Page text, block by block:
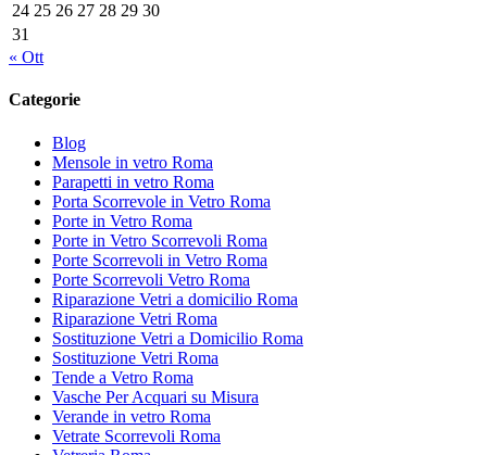
24 25 26 27 28 29 30
31
« Ott
Categorie
Blog
Mensole in vetro Roma
Parapetti in vetro Roma
Porta Scorrevole in Vetro Roma
Porte in Vetro Roma
Porte in Vetro Scorrevoli Roma
Porte Scorrevoli in Vetro Roma
Porte Scorrevoli Vetro Roma
Riparazione Vetri a domicilio Roma
Riparazione Vetri Roma
Sostituzione Vetri a Domicilio Roma
Sostituzione Vetri Roma
Tende a Vetro Roma
Vasche Per Acquari su Misura
Verande in vetro Roma
Vetrate Scorrevoli Roma